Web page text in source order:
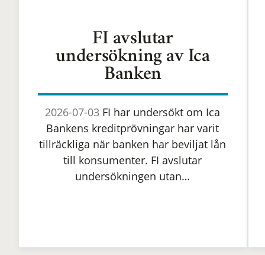
FI avslutar
undersökning av Ica
Banken
2026-07-03 FI har undersökt om Ica
Bankens kreditprövningar har varit
tillräckliga när banken har beviljat lån
till konsumenter. FI avslutar
undersökningen utan…